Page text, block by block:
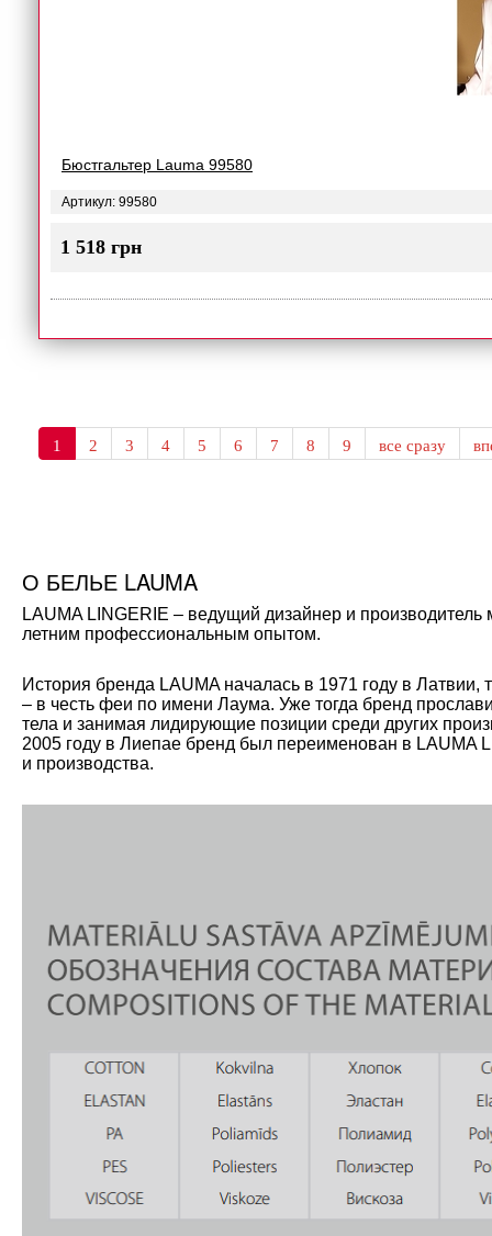
Бюстгальтер Lauma 99580
Артикул: 99580
1 518 грн
1 2 3 4 5 6 7 8 9 все сразу
О БЕЛЬЕ LAUMA
LAUMA LINGERIE – ведущий дизайнер и
летним профессиональным опытом.
История бренда LAUMA началась в 1971 году в
– в честь феи по имени Лаума. Уже тогда бренд
тела и занимая лидирующие позиции среди других
2005 году в Лиепае бренд был переименован в LAUMA
и производства.